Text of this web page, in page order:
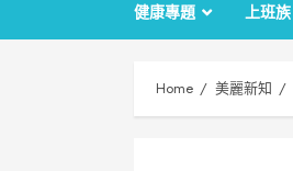
健康專題 上班族
Home 美麗新知